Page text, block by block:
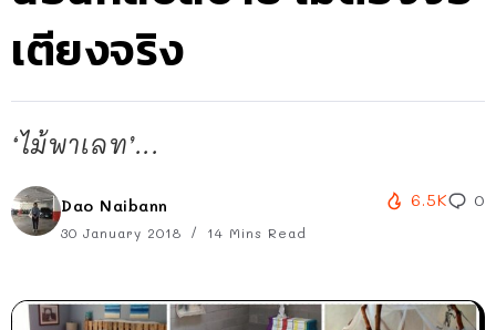
เตียงจริง
‘ไม้พาเลท’...
Dao Naibann
30 January 2018 14 Mins Read
6.5K 0